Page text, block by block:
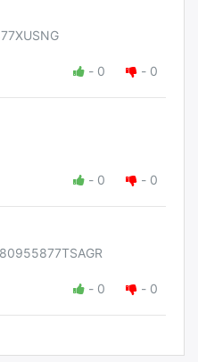
- 0 - 0
- 0 - 0
- 0 - 0